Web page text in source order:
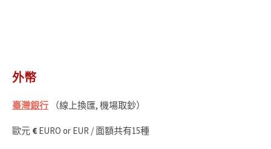
外幣
臺灣銀行 （線上換匯, 機場取鈔）
歐元 € EURO or EUR / 面額共有15種